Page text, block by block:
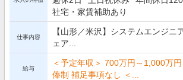
社宅・家賃補助あり
仕事内容
【山形／米沢】システムエンジ
ェア...
給与
＜予定年収＞ 700万円～1,000万
俸制 補足事項なし ＜...